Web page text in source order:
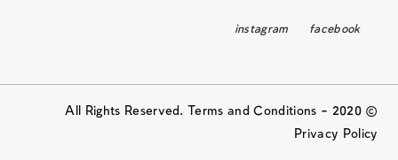
facebook
instagram
© 2020 All Rights Reserved. Terms and Conditions –
Privacy Policy